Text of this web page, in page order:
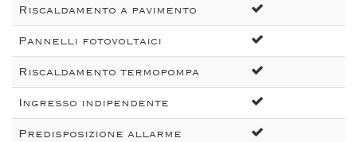
Riscaldamento a pavimento
Pannelli fotovoltaici
Riscaldamento termopompa
Ingresso indipendente
Predisposizione allarme